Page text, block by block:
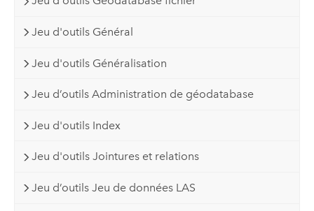
Jeu d'outils Général
Jeu d'outils Généralisation
Jeu d’outils Administration de géodatabase
Jeu d'outils Index
Jeu d'outils Jointures et relations
Jeu d’outils Jeu de données LAS